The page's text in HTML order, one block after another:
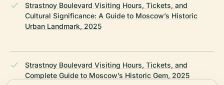
Strastnoy Boulevard Visiting Hours, Tickets, and
Cultural Significance: A Guide to Moscow’s Historic
Urban Landmark, 2025
Strastnoy Boulevard Visiting Hours, Tickets, and
Complete Guide to Moscow’s Historic Gem, 2025